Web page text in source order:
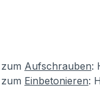
Aufschrauben:
Einbetonieren: